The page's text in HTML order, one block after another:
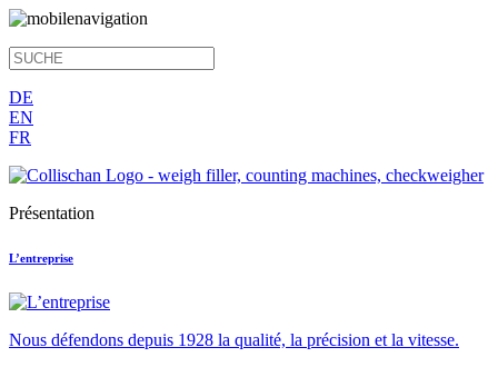
DE
EN
FR
Présentation
L’entreprise
Nous défendons depuis 1928 la qualité, la précision et la vitesse.